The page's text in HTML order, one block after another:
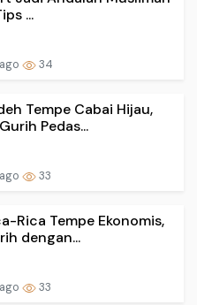
...
34
Tempe Cabai Hijau,
Pedas...
33
Rica Tempe Ekonomis,
dengan...
33